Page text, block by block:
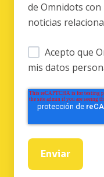
de Omnidots
noticias
Acepto que
mis datos